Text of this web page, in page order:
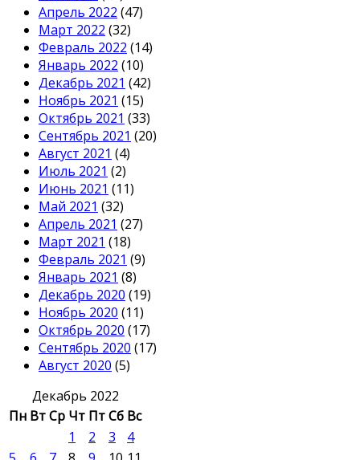
Апрель 2022 (47)
Март 2022 (32)
Февраль 2022 (14)
Январь 2022 (10)
Декабрь 2021 (42)
Ноябрь 2021 (15)
Октябрь 2021 (33)
Сентябрь 2021 (20)
Август 2021 (4)
Июль 2021 (2)
Июнь 2021 (11)
Май 2021 (32)
Апрель 2021 (27)
Март 2021 (18)
Февраль 2021 (9)
Январь 2021 (8)
Декабрь 2020 (19)
Ноябрь 2020 (11)
Октябрь 2020 (17)
Сентябрь 2020 (17)
Август 2020 (5)
Декабрь 2022
Пн ВтСр Чт ПтСб Вс
1
2 3
4